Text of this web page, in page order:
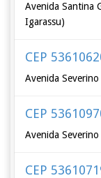
Avenida Santina
Igarassu)
CEP
Avenida Severino
CEP
Avenida
CEP